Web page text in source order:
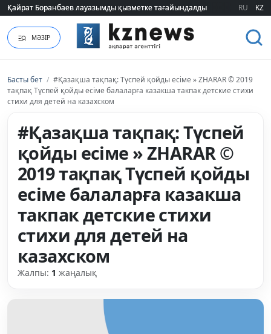
Қайрат Боранбаев лауазымды қызметке тағайындалды
Қайрат Боранбаев лауазымды қызметке тағайындалды RU KZ
МӘЗІР
Басты бет / #Қазақша тақпақ: Түспей қойды есіме » ZHARAR © 2019
тақпақ Түспей қойды есіме балаларға казакша такпак детские стихи
стихи для детей на казахском
#Қазақша тақпақ: Түспей
қойды есіме » ZHARAR ©
2019 тақпақ Түспей қойды
есіме балаларға казакша
такпак детские стихи
стихи для детей на
казахском
Жалпы: 1 жаңалық